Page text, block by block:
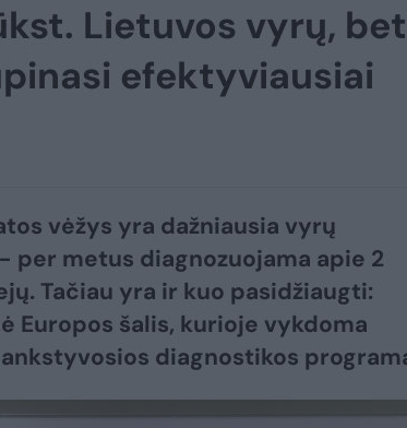
Lietuvos vyrų, bet
efektyviausiai
vėžys yra dažniausia vyrų
per metus diagnozuojama apie 2
Tačiau yra ir kuo pasidžiaugti:
Europos šalis, kurioje vykdoma
diagnostikos